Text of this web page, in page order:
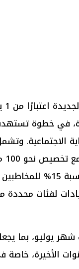
في خطوة
الاجتماعية.
الأجور. كما تتضمن علاوات
لفئات محددة
يوليو، بما
الأخيرة،